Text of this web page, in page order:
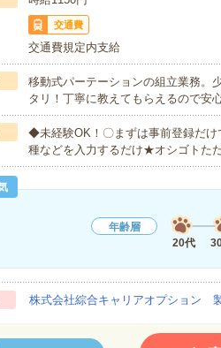
交通費
交通費規定内支給
移動式パーテーションの組立業務。
タリ！丁寧に教えてもらえるので安
◆未経験OK！〇まずは事前登録だ
種などを入力するだけ★オシゴトた
年齢層
20代
株式会社綜合キャリアオプション